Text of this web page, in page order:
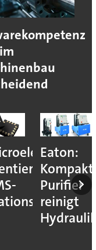
Eaton:
Purifier
reinigt